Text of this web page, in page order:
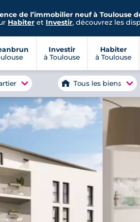
de l’immobilier neuf à Toulouse
Habiter et Investir, découvrez les
Investir
à Toulouse
Habiter
à Toulouse
Tous les biens